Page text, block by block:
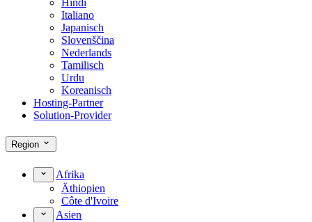
Italiano
Japanisch
Slovenščina
Nederlands
Tamilisch
Urdu
Koreanisch
Hosting-Partner
Solution-Provider
Region
Afrika
Äthiopien
Côte d'Ivoire
Asien